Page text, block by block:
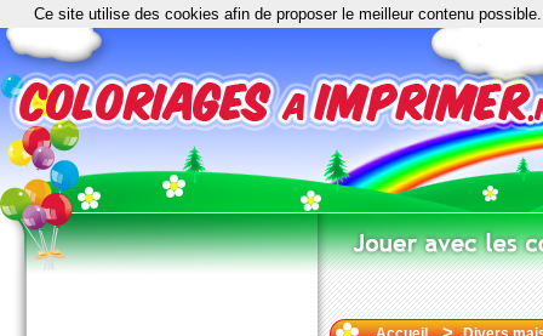
Ce site utilise des cookies afin de proposer le meilleur contenu